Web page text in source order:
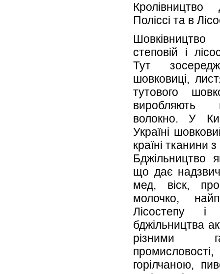
Поліссі та в
степовій і
Тут
шовковиці,
тутового
виробляють
волокно. У
Україні
країні тканини
Бджільництво
що дає
мед, віск,
молочко,
Лісостепу і
бджільництва
різними
горілчаною,